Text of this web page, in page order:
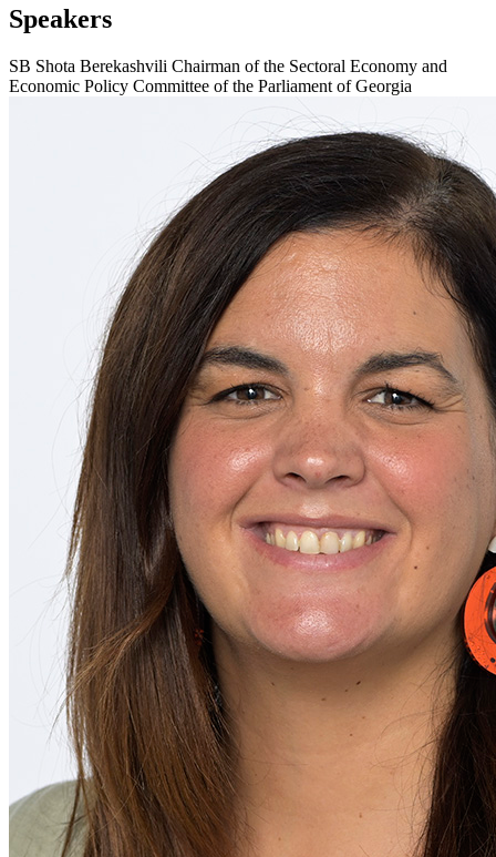
Speakers
SB Shota Berekashvili Chairman of the Sectoral Economy and
Economic Policy Committee of the Parliament of Georgia